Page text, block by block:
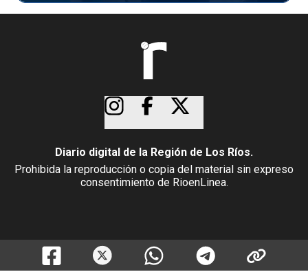
Diario digital de la Región de Los Ríos.
Prohibida la reproducción o copia del material sin expreso
consentimiento de RioenLinea.